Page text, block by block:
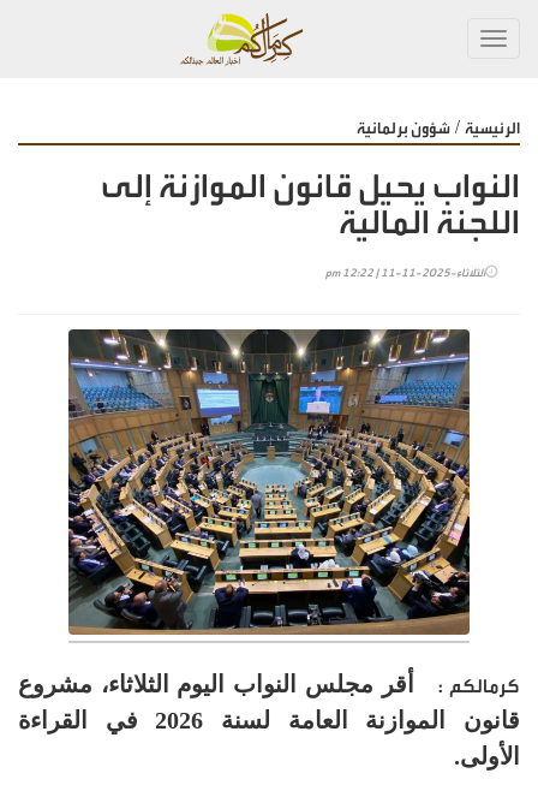
الرئيسية / شؤون برلمانية
النواب يحيل قانون الموازنة إلى
اللجنة المالية
الثلاثاء-2025-11-11 | 12:22 pm
كرمالكم :
أقر مجلس النواب اليوم الثلاثاء، مشروع
قانون الموازنة العامة لسنة 2026 في القراءة
الأولى.